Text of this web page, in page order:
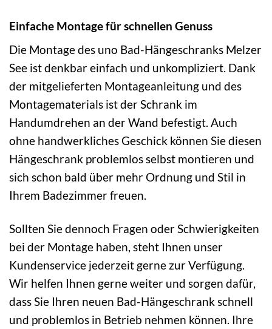
Einfache Montage für schnellen Genuss
Die Montage des uno Bad-Hängeschranks Melzer
See ist denkbar einfach und unkompliziert. Dank
der mitgelieferten Montageanleitung und des
Montagematerials ist der Schrank im
Handumdrehen an der Wand befestigt. Auch
ohne handwerkliches Geschick können Sie diesen
Hängeschrank problemlos selbst montieren und
sich schon bald über mehr Ordnung und Stil in
Ihrem Badezimmer freuen.
Sollten Sie dennoch Fragen oder Schwierigkeiten
bei der Montage haben, steht Ihnen unser
Kundenservice jederzeit gerne zur Verfügung.
Wir helfen Ihnen gerne weiter und sorgen dafür,
dass Sie Ihren neuen Bad-Hängeschrank schnell
und problemlos in Betrieb nehmen können. Ihre